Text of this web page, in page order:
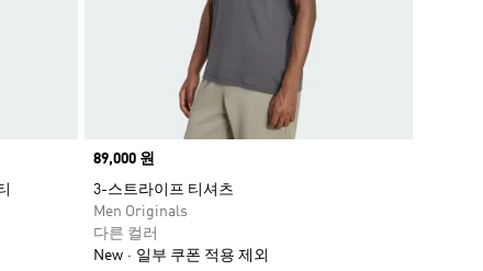
Price
89,000 원
3-스트라이프 티셔츠
Men Originals
다른 컬러
New
일부 쿠폰 적용 제외